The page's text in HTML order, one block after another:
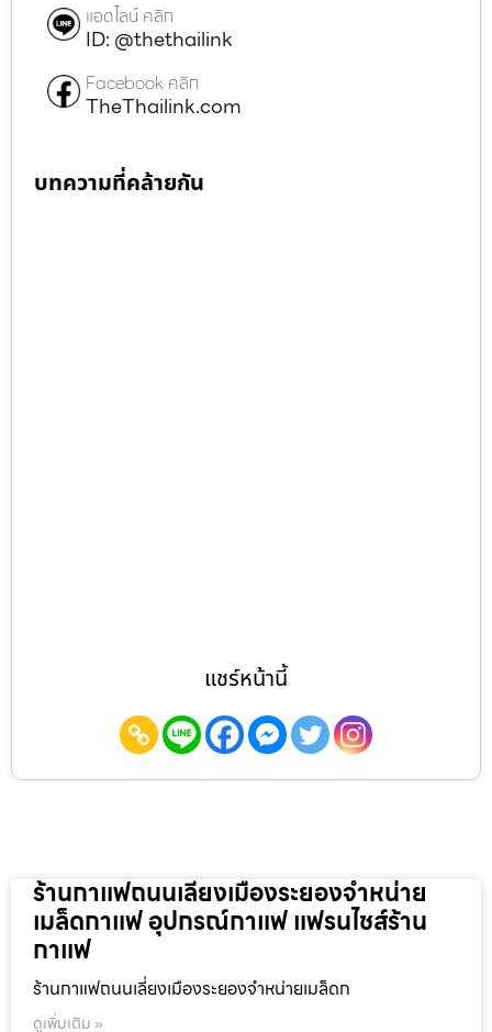
แอดไลน์ คลิก
ID: @thethailink
Facebook คลิก
TheThailink.com
บทความที่คล้ายกัน
แชร์หน้านี้
ร้านกาแฟถนนเลี่ยงเมืองระยองจำหน่าย
เมล็ดกาแฟ อุปกรณ์กาแฟ แฟรนไชส์ร้าน
กาแฟ
ร้านกาแฟถนนเลี่ยงเมืองระยองจำหน่ายเมล็ดก
ดูเพิ่มเติม »